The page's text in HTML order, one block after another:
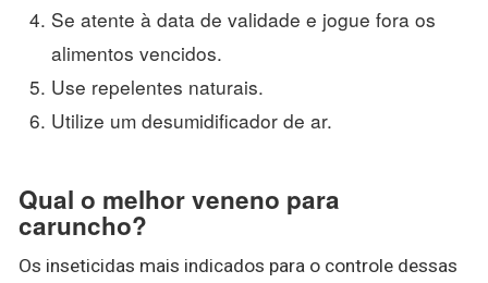
Se atente à data de validade e jogue fora os
alimentos vencidos.
Use repelentes naturais.
Utilize um desumidificador de ar.
Qual o melhor veneno para
caruncho?
Os inseticidas mais indicados para o controle dessas